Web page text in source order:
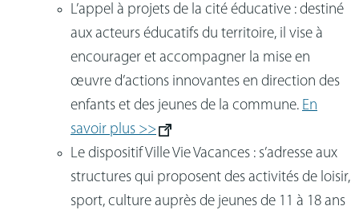
L’appel à projets de la cité éducative : destiné
aux acteurs éducatifs du territoire, il vise à
encourager et accompagner la mise en
œuvre d’actions innovantes en direction des
enfants et des jeunes de la commune. En
savoir plus >>
Le dispositif Ville Vie Vacances : s’adresse aux
structures qui proposent des activités de loisir,
sport, culture auprès de jeunes de 11 à 18 ans